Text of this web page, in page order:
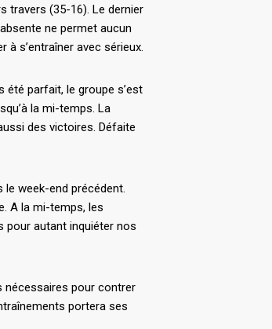
travers (35-16). Le dernier
ne permet aucun
à s’entraîner avec sérieux.
été parfait, le groupe s’est
la mi-temps. La
des victoires. Défaite
week-end précédent.
A la mi-temps, les
pour autant inquiéter nos
nécessaires pour contrer
portera ses